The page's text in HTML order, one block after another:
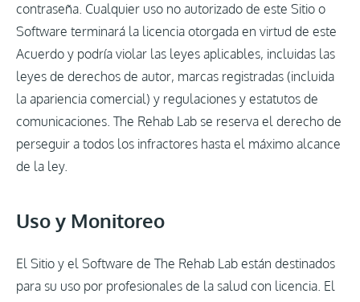
contraseña. Cualquier uso no autorizado de este Sitio o
Software terminará la licencia otorgada en virtud de este
Acuerdo y podría violar las leyes aplicables, incluidas las
leyes de derechos de autor, marcas registradas (incluida
la apariencia comercial) y regulaciones y estatutos de
comunicaciones. The Rehab Lab se reserva el derecho de
perseguir a todos los infractores hasta el máximo alcance
de la ley.
Uso y Monitoreo
El Sitio y el Software de The Rehab Lab están destinados
para su uso por profesionales de la salud con licencia. El